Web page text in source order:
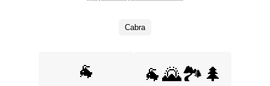
populares. ¿Buscas más? Explora otras categorías para
Cabra
🐐 🐐🌄🏞️🌲